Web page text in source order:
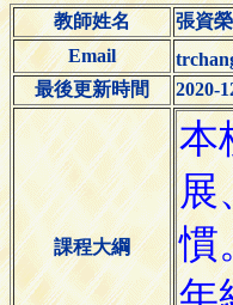
教師姓名
張資榮
Email
最後更新時間
2020-
課程大綱